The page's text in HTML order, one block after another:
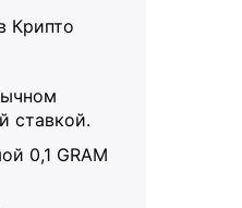
Крипто
ставкой.
0,1 GRAM